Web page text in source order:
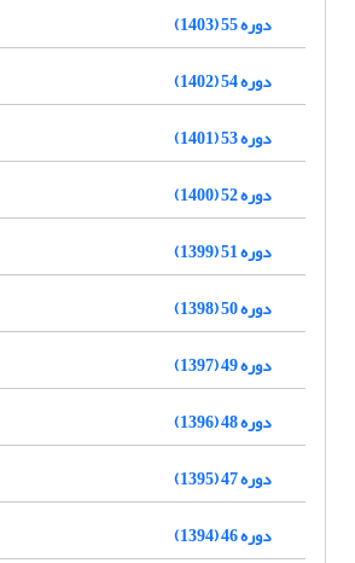
دوره 55 (1403)
دوره 54 (1402)
دوره 53 (1401)
دوره 52 (1400)
دوره 51 (1399)
دوره 50 (1398)
دوره 49 (1397)
دوره 48 (1396)
دوره 47 (1395)
دوره 46 (1394)